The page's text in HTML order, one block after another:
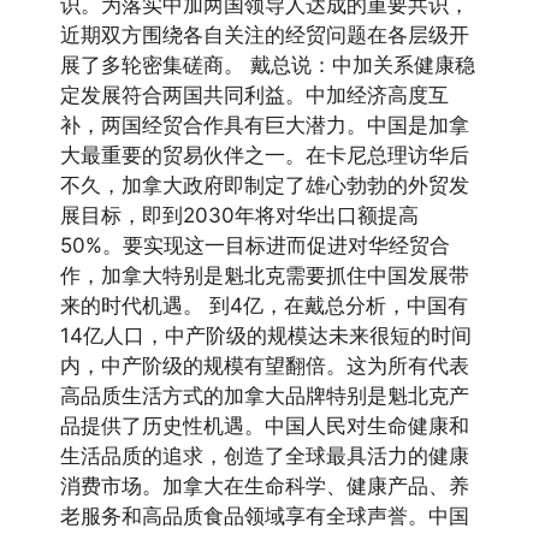
识。为落实中加两国领导人达成的重要共识，
近期双方围绕各自关注的经贸问题在各层级开
展了多轮密集磋商。 戴总说：中加关系健康稳
定发展符合两国共同利益。中加经济高度互
补，两国经贸合作具有巨大潜力。中国是加拿
大最重要的贸易伙伴之一。在卡尼总理访华后
不久，加拿大政府即制定了雄心勃勃的外贸发
展目标，即到2030年将对华出口额提高
50%。要实现这一目标进而促进对华经贸合
作，加拿大特别是魁北克需要抓住中国发展带
来的时代机遇。 到4亿，在戴总分析，中国有
14亿人口，中产阶级的规模达未来很短的时间
内，中产阶级的规模有望翻倍。这为所有代表
高品质生活方式的加拿大品牌特别是魁北克产
品提供了历史性机遇。中国人民对生命健康和
生活品质的追求，创造了全球最具活力的健康
消费市场。加拿大在生命科学、健康产品、养
老服务和高品质食品领域享有全球声誉。中国